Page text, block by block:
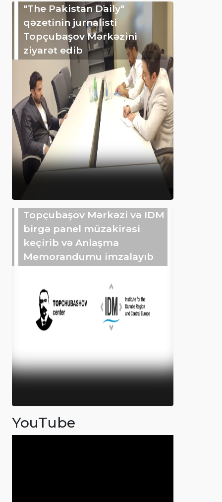
"The Pakistan Daily"
qəzetinin jurnalisti
Topçubaşov Mərkəzini
ziyarət edib
Topçubaşov Mərkəzi və IDM
birgə panel müzakirəsi
keçirib və Anlaşma
Memorandumu imzalayıb
YouTube